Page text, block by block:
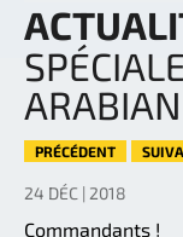
PRÉCÉDENT
24 DÉC | 2018
Commandants !